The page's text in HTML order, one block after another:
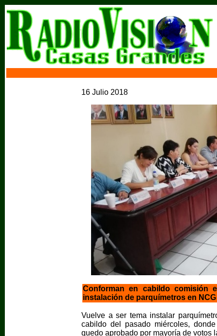
16 Julio 2018
Conforman en cabildo comisión
instalación de parquímetros en NCG
Vuelve a ser tema instalar
cabildo del pasado miércoles,
quedo aprobado por mayoría de votos